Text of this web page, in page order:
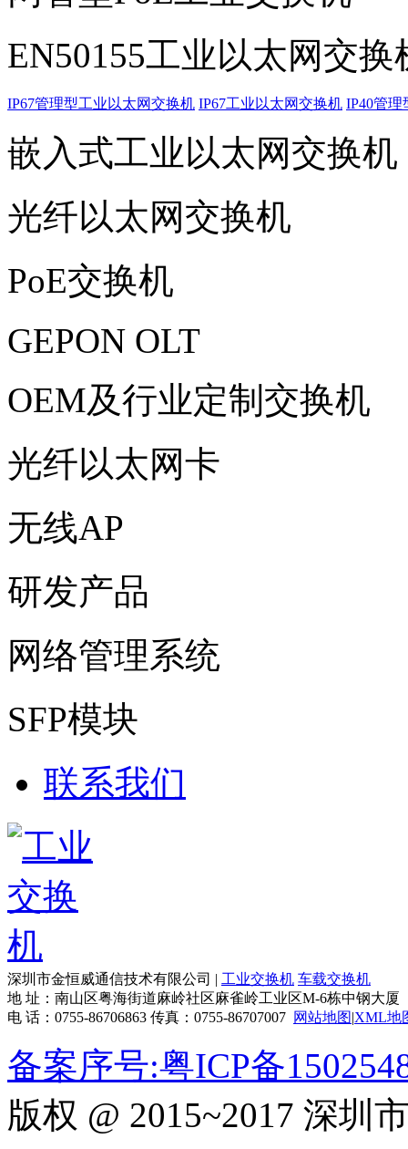
EN50155工业以太网交换
IP67管理型工业以太网交换机 IP67工业以太网交换机 IP40管
嵌入式工业以太网交换机
光纤以太网交换机
PoE交换机
GEPON OLT
OEM及行业定制交换机
光纤以太网卡
无线AP
研发产品
网络管理系统
SFP模块
联系我们
深圳市金恒威通信技术有限公司 | 工业交换机 车载交换机
地 址：南山区粤海街道麻岭社区麻雀岭工业区M-6栋中钢大厦
电 话：0755-86706863 传真：0755-86707007 网站地图|XML地
备案序号:粤ICP备
版权 @ 2015~2017 深圳